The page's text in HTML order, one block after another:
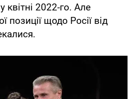
квітні 2022-го. Але
позиції щодо Росії від